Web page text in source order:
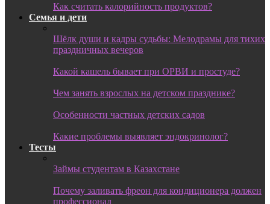
Как считать калорийность продуктов?
Семья и дети
Шёлк души и кадры судьбы: Мелодрамы для тихих
праздничных вечеров
Какой кашель бывает при ОРВИ и простуде?
Чем занять взрослых на детском празднике?
Особенности частных детских садов
Какие проблемы выявляет эндокринолог?
Тесты
Займы студентам в Казахстане
Почему заливать фреон для кондиционера должен
профессионал